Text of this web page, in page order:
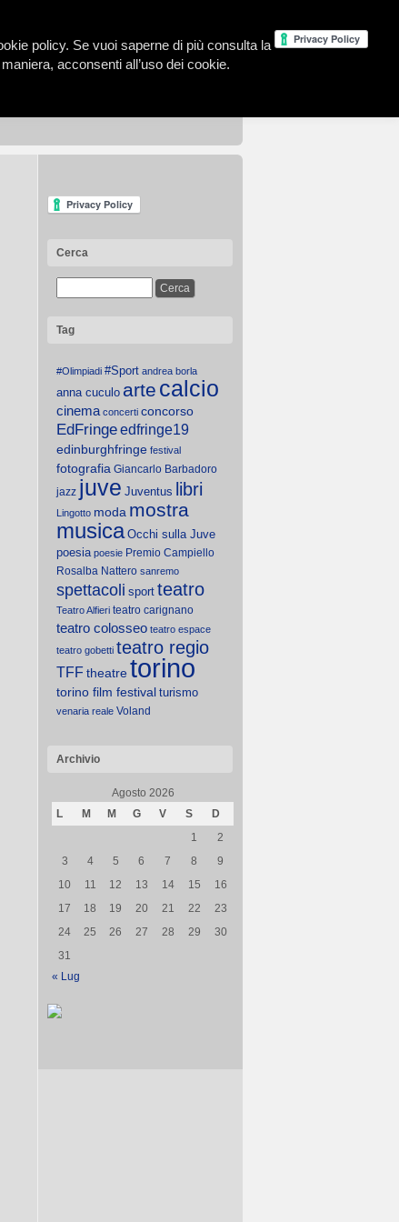
Cerca
Tag
#Olimpiadi #Sport andrea borla
anna cuculo arte calcio
cinema concerti concorso
EdFringeedfringe19
edinburghfringe festival
fotografia Giancarlo Barbadoro
jazz juve Juventus libri
Lingotto moda mostra
musica Occhi sulla Juve
poesia poesie Premio Campiello
Rosalba Nattero sanremo
spettacoli sport teatro
Teatro Alfieri teatro carignano
teatro colosseo teatro espace
teatro gobetti teatro regio
TFFtheatretorino
torino film festival turismo
venaria reale Voland
Archivio
Agosto 2026
L
M M G V S
D
1
2
3
4 5 6 7 8
9
10
11 12 13 14 15
16
17
18 19 20 21 22
23
24
25 26 27 28 29
30
31
« Lug
policy. Se vuoi saperne di più consulta la
acconsenti all’uso dei cookie.